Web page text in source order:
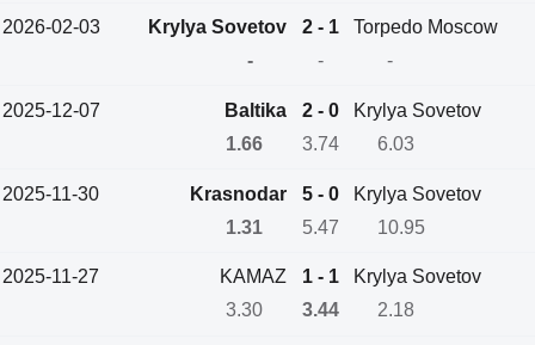
2026-02-03 Krylya Sovetov 2 - 1
Torpedo Moscow
-
- -
2025-12-07 Baltika 2 - 0
Krylya Sovetov
1.66
3.74 6.03
2025-11-30 Krasnodar 5 - 0
Krylya Sovetov
1.31
5.47 10.95
2025-11-27 KAMAZ 1 - 1
Krylya Sovetov
3.30
3.44 2.18